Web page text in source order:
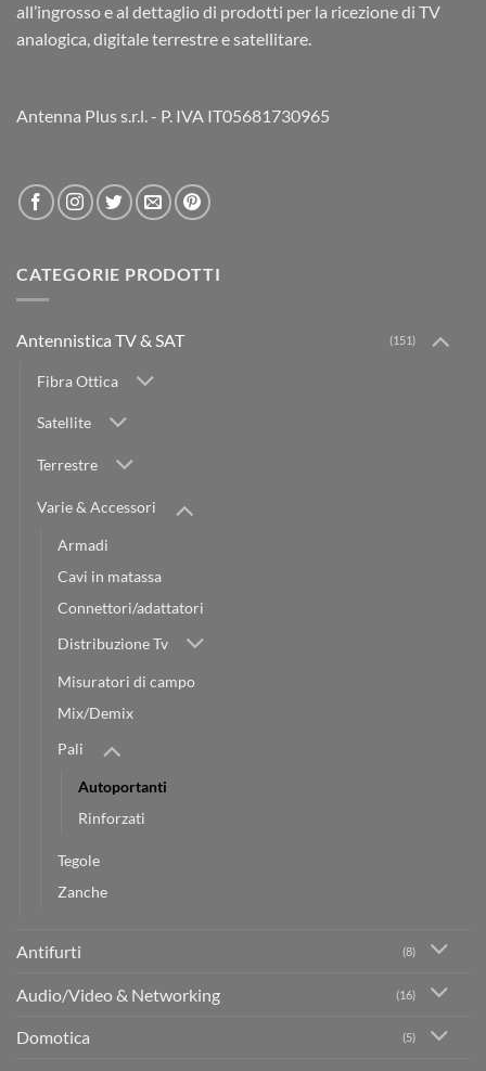
all’ingrosso e al dettaglio di prodotti per la ricezione di TV
analogica, digitale terrestre e satellitare.
Antenna Plus s.r.l. - P. IVA IT05681730965
CATEGORIE PRODOTTI
Antennistica TV & SAT (151)
Fibra Ottica
Satellite
Terrestre
Varie & Accessori
Armadi
Cavi in matassa
Connettori/adattatori
Distribuzione Tv
Misuratori di campo
Mix/Demix
Pali
Autoportanti
Rinforzati
Tegole
Zanche
Antifurti (8)
Audio/Video & Networking (16)
Domotica (5)